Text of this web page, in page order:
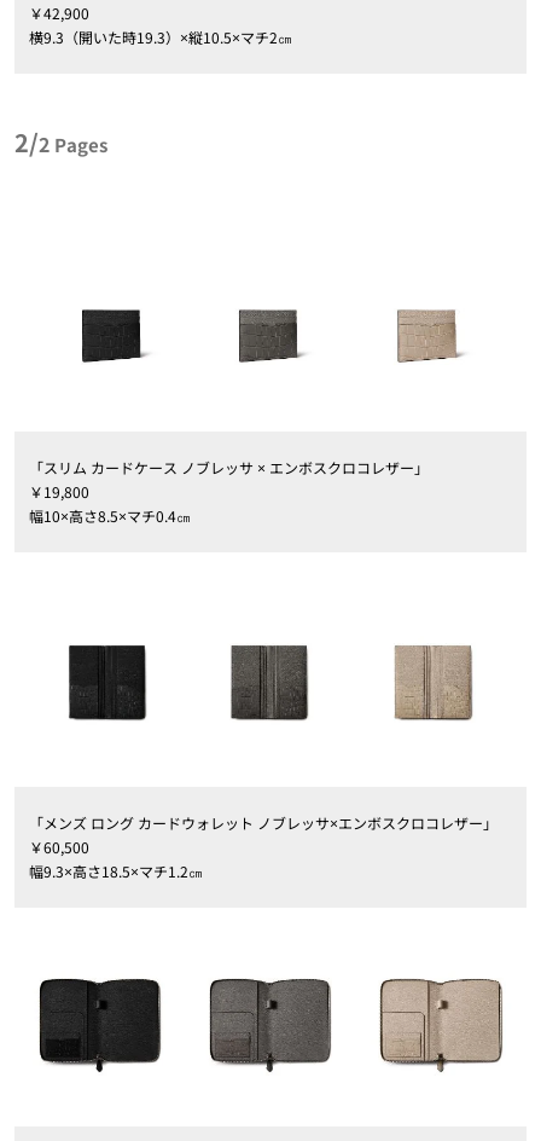
￥42,900
横9.3（開いた時19.3）×縦10.5×マチ2㎝
2/2 Pages
「スリム カードケース ノブレッサ × エンボスクロコレザー」
￥19,800
幅10×高さ8.5×マチ0.4㎝
「メンズ ロング カードウォレット ノブレッサ×エンボスクロコレザー」
￥60,500
幅9.3×高さ18.5×マチ1.2㎝